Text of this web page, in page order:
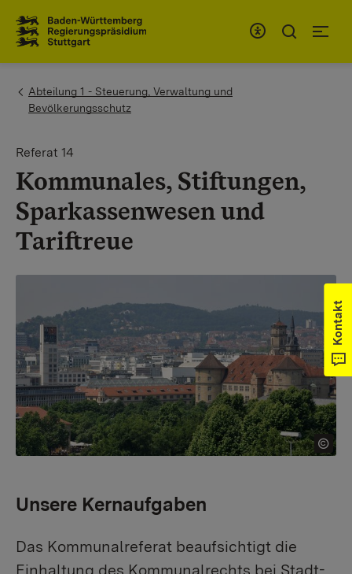
You are here:
Abteilung 1 - Steuerung, Verwaltung und
Bevölkerungsschutz
Referat 14
Kommunales, Stiftungen,
Sparkassenwesen und
Tariftreue
Unsere Kernaufgaben
Das Kommunalreferat beaufsichtigt die
Kontakt